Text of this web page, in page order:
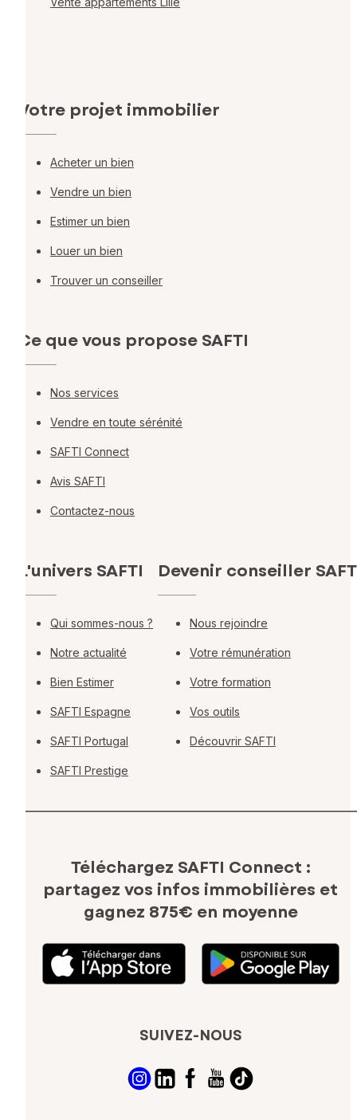
Votre projet immobilier
Acheter un bien
Vendre un bien
Estimer un bien
Louer un bien
Trouver un conseiller
Ce que vous propose SAFTI
Nos services
Vendre en toute sérénité
SAFTI Connect
Avis SAFTI
Contactez-nous
L'univers SAFTI
Qui sommes-nous ?
Notre actualité
Bien Estimer
SAFTI Espagne
SAFTI Portugal
SAFTI Prestige
Devenir conseiller
Nous rejoindre
Votre rémunération
Votre formation
Vos outils
Découvrir SAFTI
Téléchargez SAFTI Connect :
partagez vos infos immobilières et
gagnez 875€ en moyenne
SUIVEZ-NOUS